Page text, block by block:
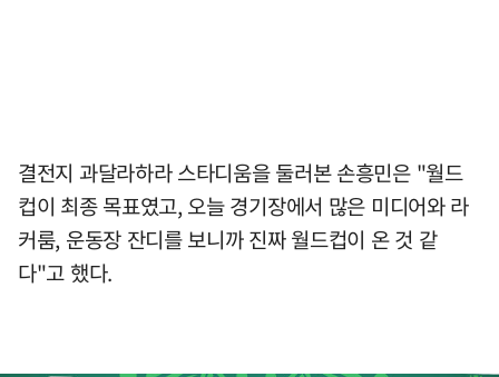
결전지 과달라하라 스타디움을 둘러본 손흥민은 "월드
컵이 최종 목표였고, 오늘 경기장에서 많은 미디어와 라
커룸, 운동장 잔디를 보니까 진짜 월드컵이 온 것 같
다"고 했다.